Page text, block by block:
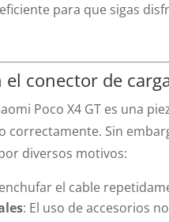
para que sigas
conector de
Poco X4 GT es una
correctamente. Sin
diversos motivos:
el cable
: El uso de accesorios